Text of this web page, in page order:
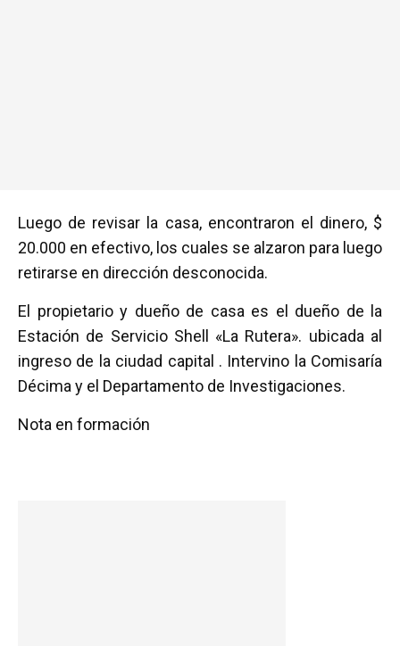
Luego de revisar la casa, encontraron el dinero, $
20.000 en efectivo, los cuales se alzaron para luego
retirarse en dirección desconocida.
El propietario y dueño de casa es el dueño de la
Estación de Servicio Shell «La Rutera». ubicada al
ingreso de la ciudad capital . Intervino la Comisaría
Décima y el Departamento de Investigaciones.
Nota en formación